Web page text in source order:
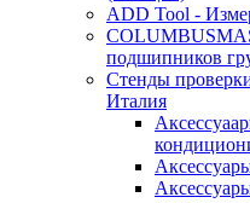
ADD Tool -
подшипников
Стенды
Италия